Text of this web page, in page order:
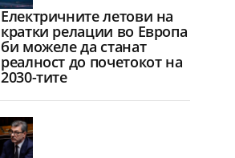
Електричните летови на
кратки релации во Европа
би можеле да станат
реалност до почетокот на
2030-тите